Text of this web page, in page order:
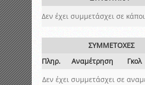
Δεν έχει συμμετάσχει σε
ΣΥΜΜΕΤΟΧΕΣ
Πληρ.
Αναμέτρηση Γκολ
Δεν έχει συμμετάσχει σε